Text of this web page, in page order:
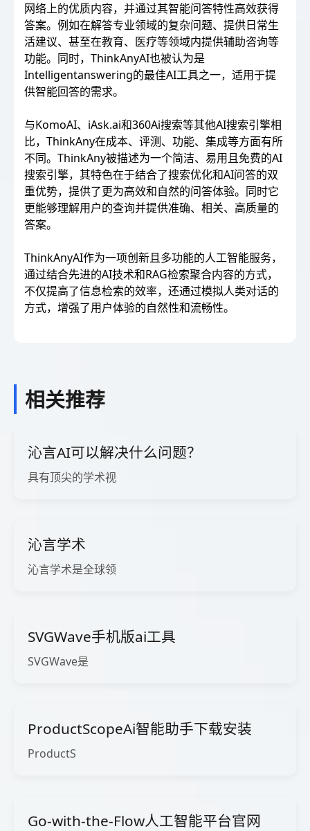
网络上的优质内容，并通过其智能问答特性高效获得
答案。例如在解答专业领域的复杂问题、提供日常生
活建议、甚至在教育、医疗等领域内提供辅助咨询等
功能。同时，ThinkAnyAI也被认为是
Intelligentanswering的最佳AI工具之一，适用于提
供智能回答的需求。
与KomoAI、iAsk.ai和360Ai搜索等其他AI搜索引擎相
比，ThinkAny在成本、评测、功能、集成等方面有所
不同。ThinkAny被描述为一个简洁、易用且免费的AI
搜索引擎，其特色在于结合了搜索优化和AI问答的双
重优势，提供了更为高效和自然的问答体验。同时它
更能够理解用户的查询并提供准确、相关、高质量的
答案。
ThinkAnyAI作为一项创新且多功能的人工智能服务，
通过结合先进的AI技术和RAG检索聚合内容的方式，
不仅提高了信息检索的效率，还通过模拟人类对话的
方式，增强了用户体验的自然性和流畅性。
相关推荐
沁言AI可以解决什么问题？
具有顶尖的学术视
沁言学术
沁言学术是全球领
SVGWave手机版ai工具
SVGWave是
ProductScopeAi智能助手下载安装
ProductS
Go-with-the-Flow人工智能平台官网